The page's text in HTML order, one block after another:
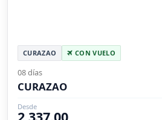
CURAZAO CON VUELO
08 días
CURAZAO
Desde